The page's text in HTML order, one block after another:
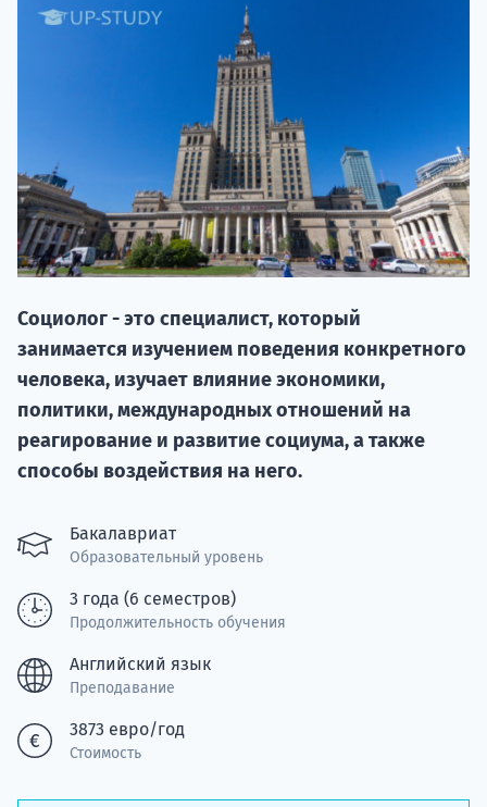
Социолог - это специалист, который
занимается изучением поведения конкретного
человека, изучает влияние экономики,
политики, международных отношений на
реагирование и развитие социума, а также
способы воздействия на него.
Бакалавриат
Образовательный уровень
3 года (6 семестров)
Продолжительность обучения
Английский язык
Преподавание
3873 евро/год
Стоимость